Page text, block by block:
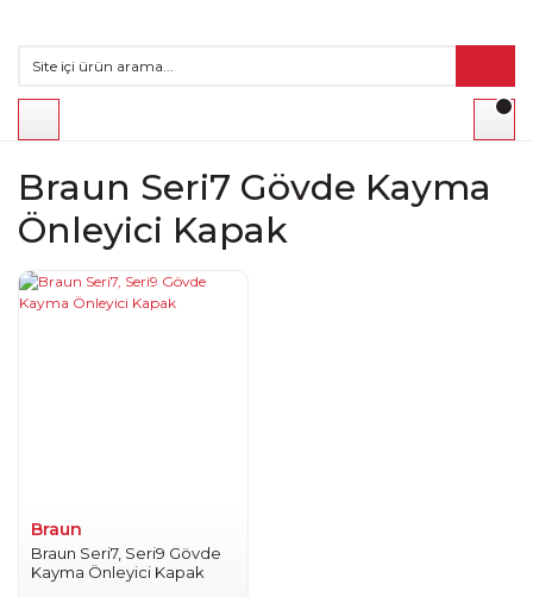
Braun Seri7 Gövde Kayma
Önleyici Kapak
Braun
Braun Seri7, Seri9 Gövde
Kayma Önleyici Kapak